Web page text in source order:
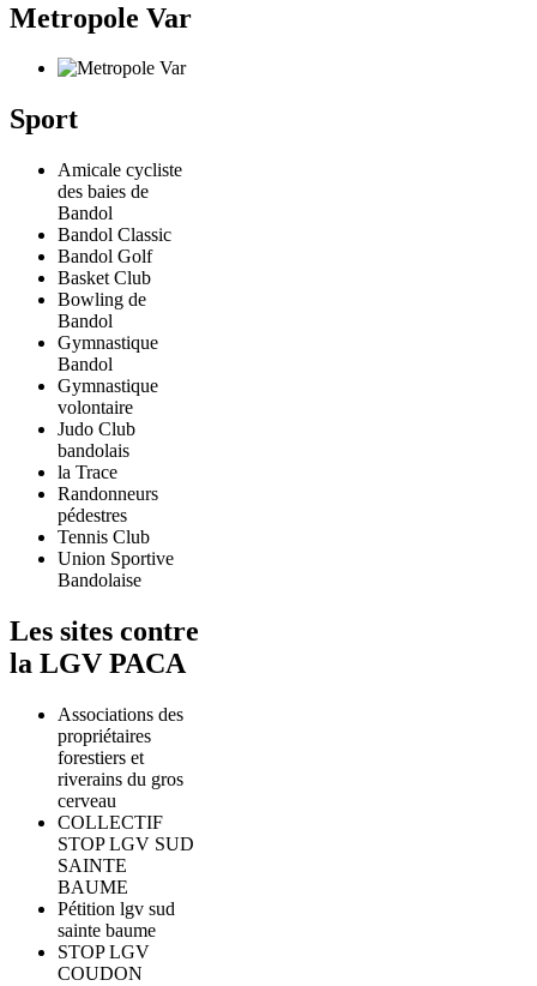
Metropole Var
Sport
Amicale cycliste
des baies de
Bandol
Bandol Classic
Bandol Golf
Basket Club
Bowling de
Bandol
Gymnastique
Bandol
Gymnastique
volontaire
Judo Club
bandolais
la Trace
Randonneurs
pédestres
Tennis Club
Union Sportive
Bandolaise
Les sites contre
la LGV PACA
Associations des
propriétaires
forestiers et
riverains du gros
cerveau
COLLECTIF
STOP LGV SUD
SAINTE
BAUME
Pétition lgv sud
sainte baume
STOP LGV
COUDON